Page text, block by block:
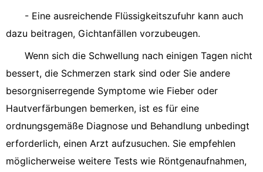
- Eine ausreichende Flüssigkeitszufuhr kann auch
dazu beitragen, Gichtanfällen vorzubeugen.
Wenn sich die Schwellung nach einigen Tagen nicht
bessert, die Schmerzen stark sind oder Sie andere
besorgniserregende Symptome wie Fieber oder
Hautverfärbungen bemerken, ist es für eine
ordnungsgemäße Diagnose und Behandlung unbedingt
erforderlich, einen Arzt aufzusuchen. Sie empfehlen
möglicherweise weitere Tests wie Röntgenaufnahmen,